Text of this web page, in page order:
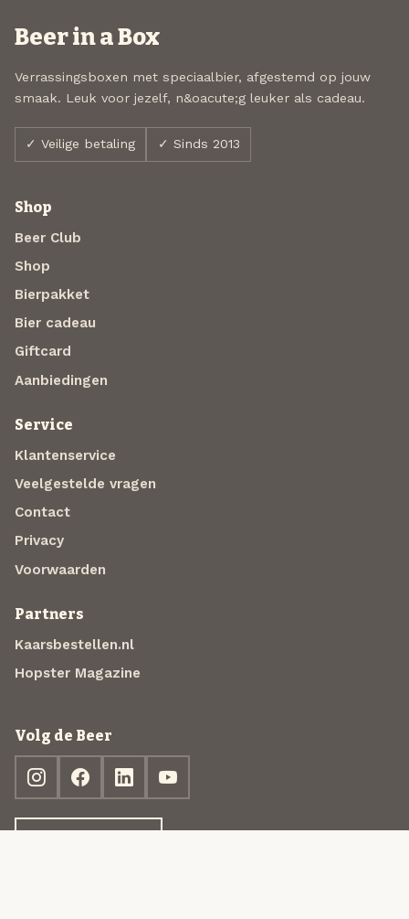
Beer in a Box
Verrassingsboxen met speciaalbier, afgestemd op jouw
smaak. Leuk voor jezelf, n&oacute;g leuker als cadeau.
✓ Veilige betaling ✓ Sinds 2013
Shop
Beer Club
Shop
Bierpakket
Bier cadeau
Giftcard
Aanbiedingen
Service
Klantenservice
Veelgestelde vragen
Contact
Privacy
Voorwaarden
Partners
Kaarsbestellen.nl
Hopster Magazine
Volg de Beer